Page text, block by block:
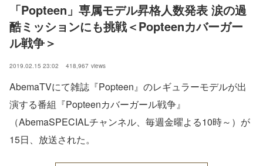
「Popteen」専属モデル昇格人数発表 涙の過
酷ミッションにも挑戦＜Popteenカバーガー
ル戦争＞
2019.02.15 23:02 418,967 views
AbemaTVにて雑誌『Popteen』のレギュラーモデルが出
演する番組『Popteenカバーガール戦争』
（AbemaSPECIALチャンネル、毎週金曜よる10時～）が
15日、放送された。